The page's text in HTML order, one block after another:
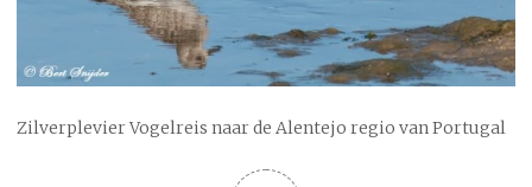
Zilverplevier Vogelreis naar de Alentejo regio van Portugal